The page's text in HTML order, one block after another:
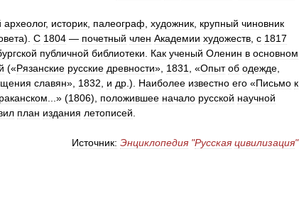
археолог, историк палеограф художник крупный чиновник
). С 1804 — почетный член Академии художеств с 1817
публичной библиотеки Как ученый Оленин в основном
(«Рязанские русские древности», 1831 , «Опыт об одежде
славян», 1832 и др .). Наиболее известно его «Письмо к
...» (1806), положившее начало русской научной
план издания летописей
Источник: Энциклопедия "Русская цивилизация"